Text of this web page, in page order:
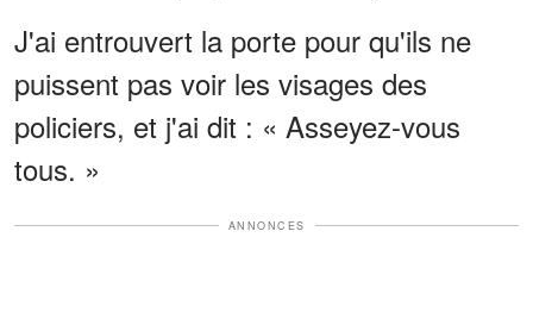
J'ai entrouvert la porte pour qu'ils ne
puissent pas voir les visages des
policiers, et j'ai dit : « Asseyez-vous
tous. »
ANNONCES